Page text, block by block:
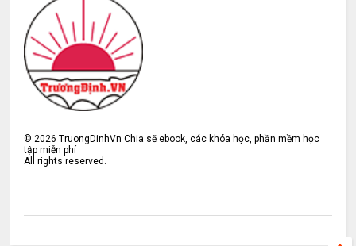
©2026 TruongDinhVn Chia sẽ ebook, các khóa học, phần mềm học
tập miễn phí
All rights reserved.